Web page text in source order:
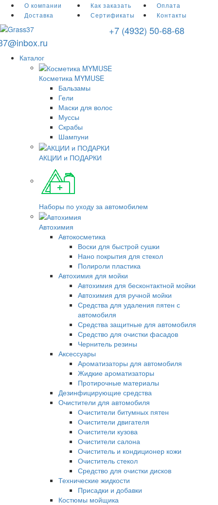
О компании Как заказать
Оплата
Доставка
Сертификаты Контакты
+7 (4932) 50-68-68
Каталог
Косметика MYMUSE
Бальзамы
Гели
Маски для волос
Муссы
Скрабы
Шампуни
АКЦИИ и ПОДАРКИ
Наборы по уходу за автомобилем
Автохимия
Автокосметика
Воски для быстрой сушки
Нано покрытия для стекол
Полироли пластика
Автохимия для мойки
Автохимия для бесконтактной мойки
Автохимия для ручной мойки
Средства для удаления пятен с
автомобиля
Средства защитные для автомобиля
Средство для очистки фасадов
Чернитель резины
Аксессуары
Ароматизаторы для автомобиля
Жидкие ароматизаторы
Протирочные материалы
Дезинфицирующие средства
Очистители для автомобиля
Очистители битумных пятен
Очистители двигателя
Очистители кузова
Очистители салона
Очиститель и кондиционер кожи
Очиститель стекол
Средство для очистки дисков
Технические жидкости
Присадки и добавки
Костюмы мойщика